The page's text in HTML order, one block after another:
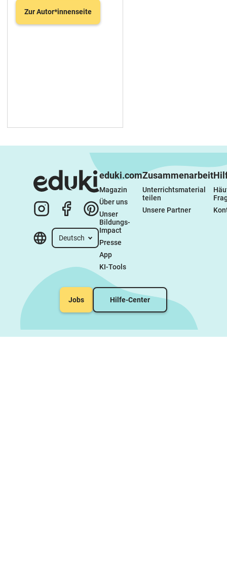
Zur Autor*innenseite
Deutsch
eduki.com
Magazin
Über uns
Unser
Bildungs-
Impact
Presse
App
KI-Tools
Zusammenarbeit
Unterrichtsmaterial
teilen
Unsere Partner
Jobs Hilfe-Center